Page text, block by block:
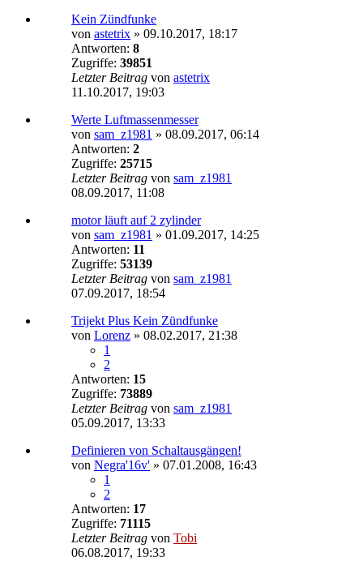
Kein Zündfunke
von astetrix » 09.10.2017, 18:17
Antworten: 8
Zugriffe: 39851
Letzter Beitrag von astetrix
11.10.2017, 19:03
Werte Luftmassenmesser
von sam_z1981 » 08.09.2017, 06:14
Antworten: 2
Zugriffe: 25715
Letzter Beitrag von sam_z1981
08.09.2017, 11:08
motor läuft auf 2 zylinder
von sam_z1981 » 01.09.2017, 14:25
Antworten: 11
Zugriffe: 53139
Letzter Beitrag von sam_z1981
07.09.2017, 18:54
Trijekt Plus Kein Zündfunke
von Lorenz » 08.02.2017, 21:38
1
2
Antworten: 15
Zugriffe: 73889
Letzter Beitrag von sam_z1981
05.09.2017, 13:33
Definieren von Schaltausgängen!
von Negra'16v' » 07.01.2008, 16:43
1
2
Antworten: 17
Zugriffe: 71115
Letzter Beitrag von Tobi
06.08.2017, 19:33